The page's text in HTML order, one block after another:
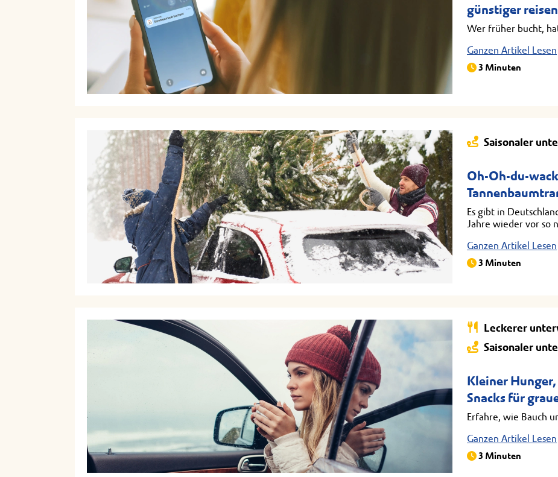
günstiger
Wer früher bucht,
Ganzen Artikel Lesen
3 Minuten
Saisonaler
Oh-Oh-du-
Es gibt in
Jahre wieder vor so
Ganzen Artikel Lesen
3 Minuten
Leckerer
Saisonaler
Kleiner
Snacks für
Erfahre, wie Bauch
Ganzen Artikel Lesen
3 Minuten